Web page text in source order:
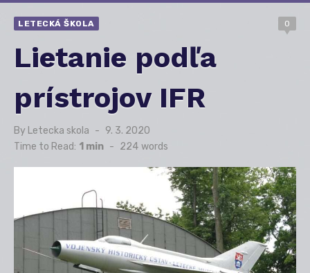
LETECKÁ ŠKOLA 0
Lietanie podľa
prístrojov IFR
By Letecka skola
Posted
9. 3. 2020
Time to Read: 1 min - 224 words